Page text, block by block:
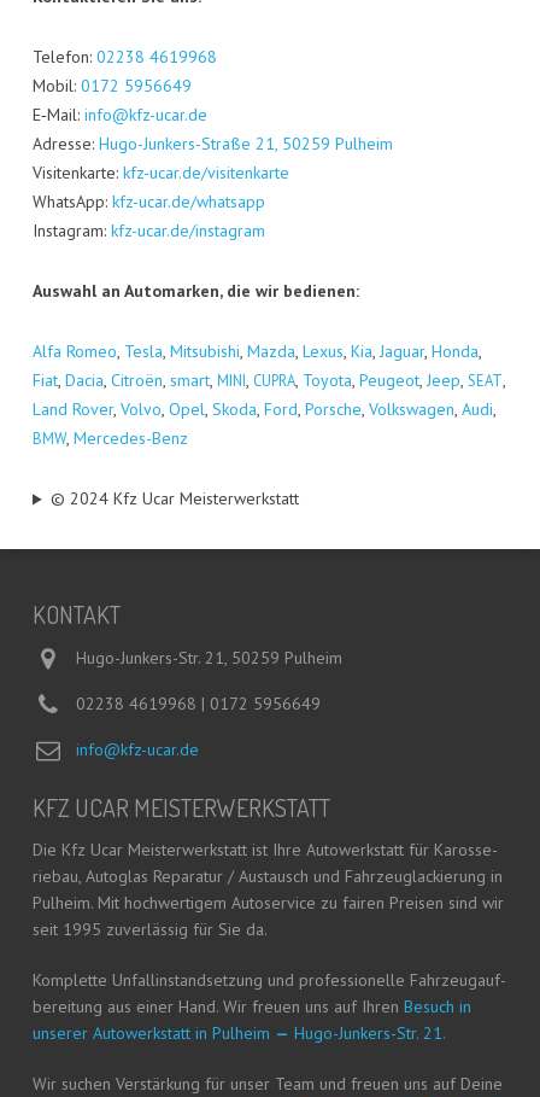
Tele­fon: 02238 4619968
Mobil: 0172 5956649
E‑Mail: info@kfz-ucar.de
Adres­se: Hugo-Jun­kers-Stra­ße 21, 50259 Pul­heim
Visi­ten­kar­te: kfz-ucar.de/visitenkarte
Whats­App: kfz-ucar.de/whatsapp
Insta­gram: kfz-ucar.de/instagram
Aus­wahl an Auto­mar­ken, die wir bedienen:
Alfa Romeo, Tes­la, Mitsu­bi­shi, Maz­da, Lexus, Kia, Jagu­ar, Hon­da,
Fiat, Dacia, Citro­ën, smart, MINI, CUPRA, Toyo­ta, Peu­geot, Jeep, SEAT,
Land Rover, Vol­vo, Opel, Sko­da, Ford, Por­sche, Volks­wa­gen, Audi,
BMW, Mer­ce­des-Benz
© 2024 Kfz Ucar Meisterwerkstatt
KON­TAKT
Hugo-Junkers-Str. 21, 50259 Pulheim
02238 4619968 | 0172 5956649
info@kfz-ucar.de
KFZ UCAR MEISTERWERKSTATT
Die Kfz Ucar Meis­ter­werk­statt ist Ihre Auto­werk­statt für Karos­se­
rie­bau, Auto­glas Repa­ra­tur / Aus­tausch und Fahr­zeug­la­ckie­rung in
Pul­heim. Mit hoch­wer­ti­gem Auto­ser­vice zu fai­ren Prei­sen sind wir
seit 1995 zuver­läs­sig für Sie da.
Kom­plet­te Unfall­in­stand­set­zung und pro­fes­sio­nel­le Fahr­zeug­auf­
be­rei­tung aus einer Hand. Wir freu­en uns auf Ihren Besuch in
unse­rer Auto­werk­statt in Pul­heim — Hugo-Jun­kers-Str. 21.
Wir suchen Ver­stär­kung für unser Team und freu­en uns auf Dei­ne